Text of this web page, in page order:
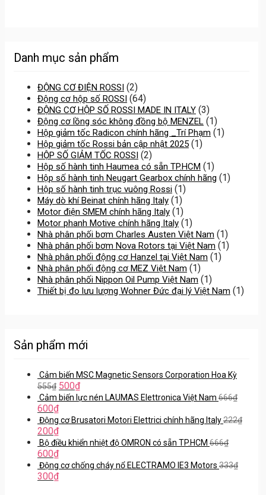
Danh mục sản phẩm
ĐỘNG CƠ ĐIỆN ROSSI (2)
Động cơ hộp số ROSSI (64)
ĐỘNG CƠ HỘP SỐ ROSSI MADE IN ITALY (3)
Động cơ lồng sóc không đồng bộ MENZEL (1)
Hộp giảm tốc Radicon chính hãng _Trí Phạm (1)
Hộp giảm tốc Rossi bản cập nhật 2025 (1)
HỘP SỐ GIẢM TỐC ROSSI (2)
Hộp số hành tinh Haumea có sẵn TP.HCM (1)
Hộp số hành tinh Neugart Gearbox chính hãng (1)
Hộp số hành tinh trục vuông Rossi (1)
Máy dò khí Beinat chính hãng Italy (1)
Motor điện SMEM chính hãng Italy (1)
Motor phanh Motive chính hãng Italy (1)
Nhà phân phối bơm Charles Austen Việt Nam (1)
Nhà phân phối bơm Nova Rotors tại Việt Nam (1)
Nhà phân phối động cơ Hanzel tại Việt Nam (1)
Nhà phân phối động cơ MEZ Việt Nam (1)
Nhà phân phối Nippon Oil Pump Việt Nam (1)
Thiết bị đo lưu lượng Wohner Đức đại lý Việt Nam (1)
Sản phẩm mới
Cảm biến MSC Magnetic Sensors Corporation Hoa Kỳ
555₫ 500₫
Cảm biến lực nén LAUMAS Elettronica Việt Nam 666₫
600₫
Động cơ Brusatori Motori Elettrici chính hãng Italy222₫
200₫
Bộ điều khiển nhiệt độ OMRON có sẵn TP.HCM 666₫
600₫
Động cơ chống cháy nổ ELECTRAMO IE3 Motors 333₫
300₫